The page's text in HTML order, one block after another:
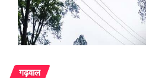
गढ़वाल